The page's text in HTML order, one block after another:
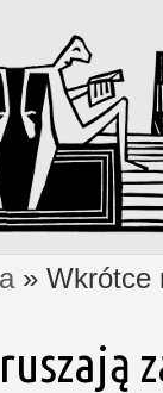
» Wkrótce